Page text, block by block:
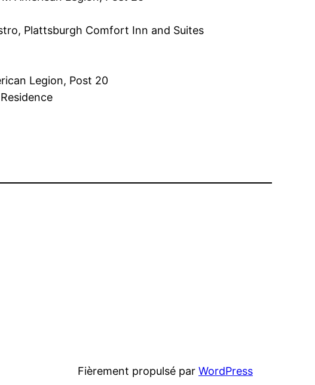
Plattsburgh Comfort Inn and Suites
Legion, Post 20
Fièrement propulsé par WordPress